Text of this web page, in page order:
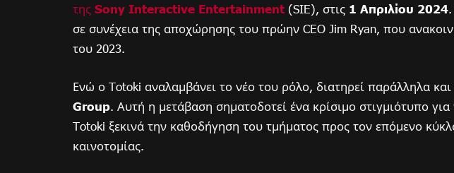
της Sony Interactive Entertainment (SIE), στις 1 Απριλίου 2024
σε συνέχεια της αποχώρησης του πρώην CEO Jim Ryan, που
του 2023.
Ενώ ο Totoki αναλαμβάνει το νέο του ρόλο, διατηρεί παράλληλα
Group. Αυτή η μετάβαση σηματοδοτεί ένα κρίσιμο στιγμιότυπο
Totoki ξεκινά την καθοδήγηση του τμήματος προς τον επόμενο
καινοτομίας.